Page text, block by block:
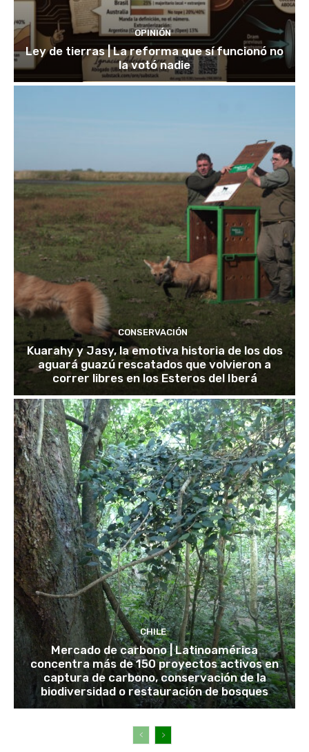
OPINIÓN
Ley de tierras | La reforma que sí funcionó no
la votó nadie
CONSERVACIÓN
Kuarahy y Jasy, la emotiva historia de los dos
aguará guazú rescatados que volvieron a
correr libres en los Esteros del Iberá
CHILE
Mercado de carbono | Latinoamérica
concentra más de 150 proyectos activos en
captura de carbono, conservación de la
biodiversidad o restauración de bosques